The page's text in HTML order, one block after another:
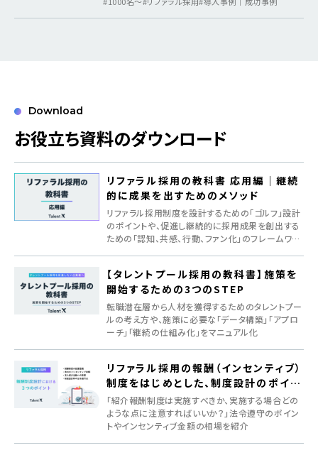
Download
お役立ち資料のダウンロード
リファラル採用の教科書 応用編｜継続
的に成果を出すためのメソッド
リファラル採用制度を設計するための「ゴルフ」設計
のポイントや、促進し継続的に採用成果を創出する
ための「認知、共感、行動、ファン化」のフレームワー
【タレントプール採用の教科書】施策を
開始するための3つのSTEP
転職潜在層から人材を獲得するためのタレントプー
ルの考え方や、施策に必要な「データ構築」「アプロ
ーチ」「継続の仕組み化」をマニュアル化
リファラル採用の報酬（インセンティブ）
制度をはじめとした、制度設計のポイン
ト
「紹介報酬制度は実施すべきか、実施する場合どの
ような点に注意すればいいか？」法令遵守のポイン
トやインセンティブ金額の相場を紹介